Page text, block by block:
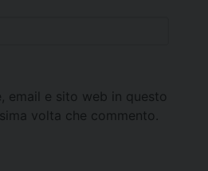
email e sito web in questo
volta che commento.